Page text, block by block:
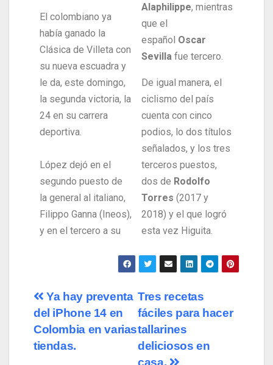
El colombiano ya
había ganado la
Clásica de Villeta con
su nueva escuadra y
le da, este domingo,
la segunda victoria, la
24 en su carrera
deportiva.
López dejó en el
segundo puesto de
la general al italiano,
Filippo Ganna (Ineos),
y en el tercero a su
Alaphilippe, mientras
que el
español Oscar
Sevilla fue tercero.
De igual manera, el
ciclismo del país
cuenta con cinco
podios, lo dos títulos
señalados, y los tres
terceros puestos,
dos de Rodolfo
Torres (2017 y
2018) y el que logró
esta vez Higuita.
Tres recetas
fáciles para hacer
tallarines
deliciosos en
casa.
Ya hay preventa
del iPhone 14 en
Colombia en varias
tiendas.